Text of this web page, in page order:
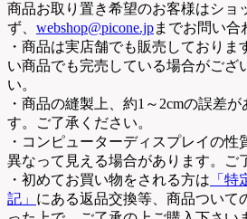
商品お取り置き希望のお客様はショ
ず、 webshop@picone.jpまでお問い合
・商品は実店舗でも販売しておりま
い商品でも完売している場合がござ
い。
・商品の縫製上、約1～2cmの誤差
す。ご了承ください。
・コンピューターディスプレイの性
異なって見える場合があります。ご
・初めてお買い物をされる方は 「
記」 にある返品交換等、商品ついて